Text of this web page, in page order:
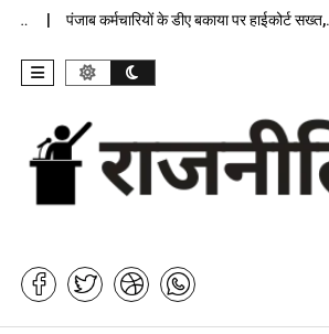
पंजाब कर्मचारियों के डीए बकाया पर हाईकोर्ट सख्त,…